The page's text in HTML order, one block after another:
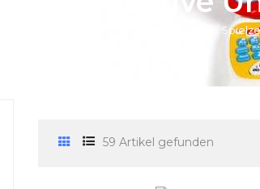
/
59 Artikel gefunden